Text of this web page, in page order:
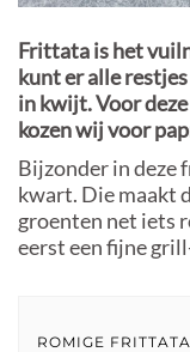
Frittata is het
kunt er alle
in kwijt. Voor
kozen wij voor
Bijzonder in deze
kwart. Die maakt
groenten net iets
eerst een fijne
ROMIGE